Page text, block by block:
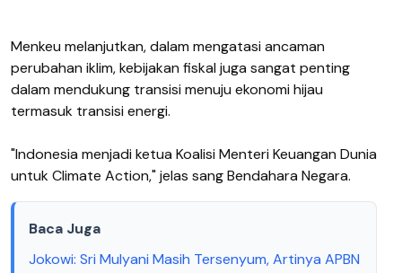
Menkeu melanjutkan, dalam mengatasi ancaman
perubahan iklim, kebijakan fiskal juga sangat penting
dalam mendukung transisi menuju ekonomi hijau
termasuk transisi energi.
"Indonesia menjadi ketua Koalisi Menteri Keuangan Dunia
untuk Climate Action," jelas sang Bendahara Negara.
Baca Juga
Jokowi: Sri Mulyani Masih Tersenyum, Artinya APBN